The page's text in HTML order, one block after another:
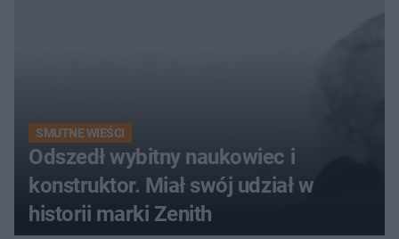
SMUTNE WIEŚCI
Odszedł wybitny naukowiec i
konstruktor. Miał swój udział w
historii marki Zenith